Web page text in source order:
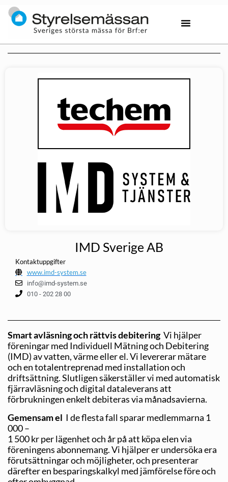
IMD Sverige AB
Kontaktuppgifter
www.imd-system.se
info@imd-system.se
010 - 202 28 00
Smart avläsning och rättvis debitering Vi hjälper
föreningar med Individuell Mätning och Debitering
(IMD) av vatten, värme eller el. Vi levererar mätare
och en totalentreprenad med installation och
driftsättning. Slutligen säkerställer vi med automatisk
fjärravläsning och digital dataleverans att
förbrukningen enkelt debiteras via månadsavierna.
Gemensam el I de flesta fall sparar medlemmarna 1
000 –
1 500 kr per lägenhet och år på att köpa elen via
föreningens abonnemang. Vi hjälper er undersöka era
förutsättningar och möjligheter, och presenterar
därefter en besparingskalkyl med jämförelse före och